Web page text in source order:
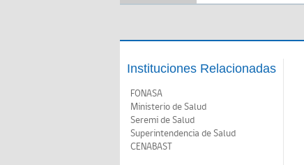
Instituciones Relacionadas
FONASA
Ministerio de Salud
Seremi de Salud
Superintendencia de Salud
CENABAST